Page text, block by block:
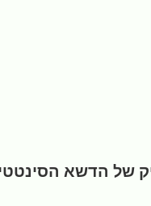
של הדשא